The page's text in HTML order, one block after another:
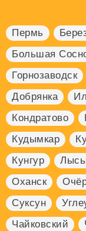
Пермь
Большая
Горнозаводск
Добрянка
Кондратово
Кудымкар
Кунгур
Оханск
Суксун
Чайковский